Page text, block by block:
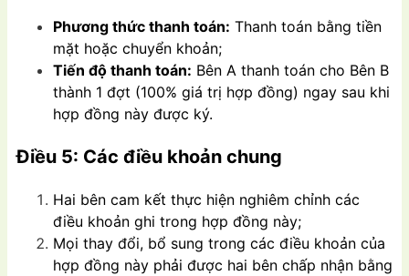
Phương thức thanh toán: Thanh toán bằng tiền
mặt hoặc chuyển khoản;
Tiến độ thanh toán: Bên A thanh toán cho Bên B
thành 1 đợt (100% giá trị hợp đồng) ngay sau khi
hợp đồng này được ký.
Điều 5: Các điều khoản chung
Hai bên cam kết thực hiện nghiêm chỉnh các
điều khoản ghi trong hợp đồng này;
Mọi thay đổi, bổ sung trong các điều khoản của
hợp đồng này phải được hai bên chấp nhận bằng